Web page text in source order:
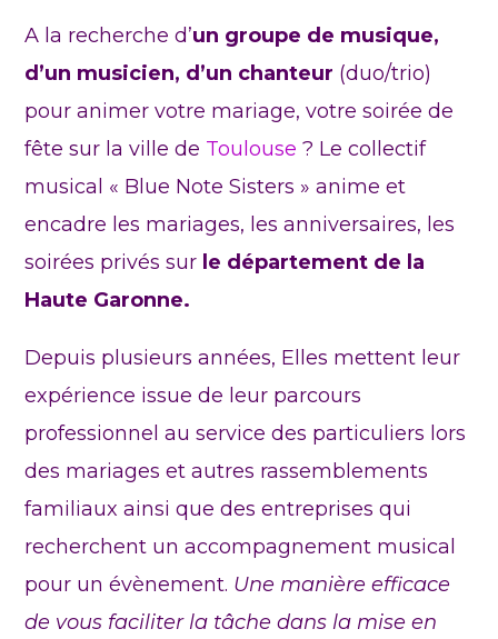
A la recherche d’un groupe de musique,
d’un musicien, d’un chanteur (duo/trio)
pour animer votre mariage, votre soirée de
fête sur la ville de Toulouse? Le collectif
musical « Blue Note Sisters » anime et
encadre les mariages, les anniversaires, les
soirées privés sur le département de la
Haute Garonne.
Depuis plusieurs années, Elles mettent leur
expérience issue de leur parcours
professionnel au service des particuliers lors
des mariages et autres rassemblements
familiaux ainsi que des entreprises qui
recherchent un accompagnement musical
pour un évènement. Une manière efficace
de vous faciliter la tâche dans la mise en